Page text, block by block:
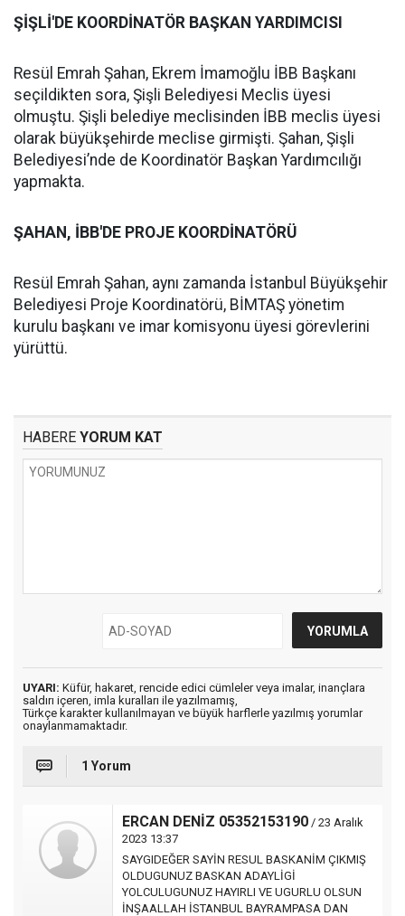
ŞİŞLİ'DE KOORDİNATÖR BAŞKAN YARDIMCISI
Resül Emrah Şahan, Ekrem İmamoğlu İBB Başkanı
seçildikten sora, Şişli Belediyesi Meclis üyesi
olmuştu. Şişli belediye meclisinden İBB meclis üyesi
olarak büyükşehirde meclise girmişti. Şahan, Şişli
Belediyesi’nde de Koordinatör Başkan Yardımcılığı
yapmakta.
ŞAHAN, İBB'DE PROJE KOORDİNATÖRÜ
Resül Emrah Şahan, aynı zamanda İstanbul Büyükşehir
Belediyesi Proje Koordinatörü, BİMTAŞ yönetim
kurulu başkanı ve imar komisyonu üyesi görevlerini
yürüttü.
HABERE YORUM KAT
UYARI: Küfür, hakaret, rencide edici cümleler veya imalar, inançlara
saldırı içeren, imla kuralları ile yazılmamış,
Türkçe karakter kullanılmayan ve büyük harflerle yazılmış yorumlar
onaylanmamaktadır.
1 Yorum
ERCAN DENİZ 05352153190 / 23 Aralık
2023 13:37
SAYGIDEĞER SAYİN RESUL BASKANİM ÇIKMIŞ
OLDUGUNUZ BASKAN ADAYLİGİ
YOLCULUGUNUZ HAYIRLI VE UGURLU OLSUN
İNŞAALLAH İSTANBUL BAYRAMPASA DAN